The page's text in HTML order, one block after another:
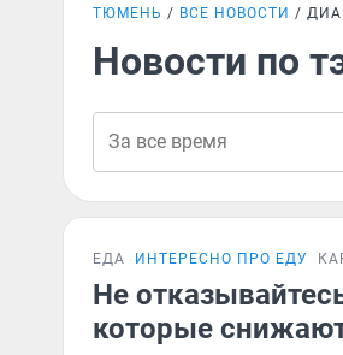
ТЮМЕНЬ ВСЕ НОВОСТИ
Новости по
ЕДА ИНТЕРЕСНО ПРО ЕДУ
Не
которые